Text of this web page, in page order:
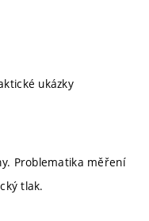
ukázky
Problematika měření
tlak.